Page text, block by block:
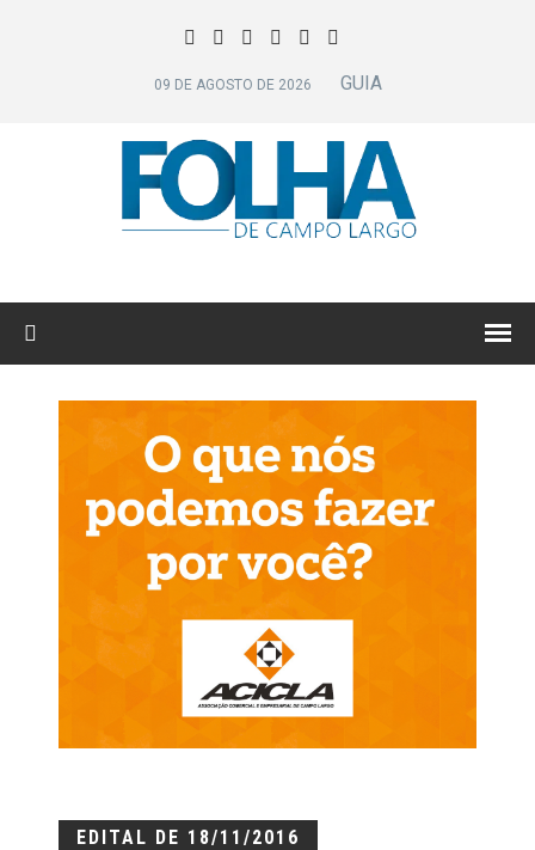
09 DE AGOSTO DE 2026 GUIA
EDITAL DE 18/11/2016